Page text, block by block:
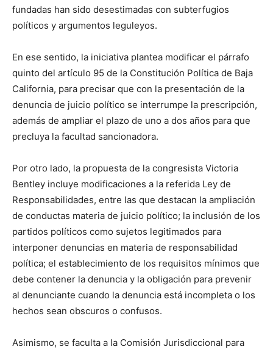
fundadas han sido desestimadas con subterfugios
políticos y argumentos leguleyos.
En ese sentido, la iniciativa plantea modificar el párrafo
quinto del artículo 95 de la Constitución Política de Baja
California, para precisar que con la presentación de la
denuncia de juicio político se interrumpe la prescripción,
además de ampliar el plazo de uno a dos años para que
precluya la facultad sancionadora.
Por otro lado, la propuesta de la congresista Victoria
Bentley incluye modificaciones a la referida Ley de
Responsabilidades, entre las que destacan la ampliación
de conductas materia de juicio político; la inclusión de los
partidos políticos como sujetos legitimados para
interponer denuncias en materia de responsabilidad
política; el establecimiento de los requisitos mínimos que
debe contener la denuncia y la obligación para prevenir
al denunciante cuando la denuncia está incompleta o los
hechos sean obscuros o confusos.
Asimismo, se faculta a la Comisión Jurisdiccional para